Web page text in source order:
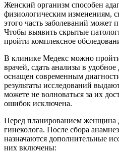
Женский организм способен
физиологическим изменениям,
этого часть заболеваний может
Чтобы выявить скрытые
пройти комплексное
В клинике Медекс можно
врачей, сдать анализы в
оснащен современным
результаты исследований
можете не волноваться за их
ошибок исключена.
Перед планированием женщина
гинеколога. После сбора
назначаются дополнительные
них включены: